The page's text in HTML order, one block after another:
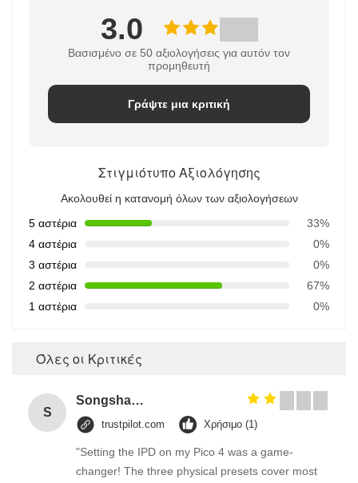
3.0
Βασισμένο σε 50 αξιολογήσεις για αυτόν τον
προμηθευτή
Γράψτε μια κριτική
Στιγμιότυπο Αξιολόγησης
Ακολουθεί η κατανομή όλων των αξιολογήσεων
5 αστέρια
33%
4 αστέρια
0%
3 αστέρια
0%
2 αστέρια
67%
1 αστέρια
0%
Όλες οι Κριτικές
S
Songshang
trustpilot.com Χρήσιμο (1)
"Setting the IPD on my Pico 4 was a game-
changer! The three physical presets cover most